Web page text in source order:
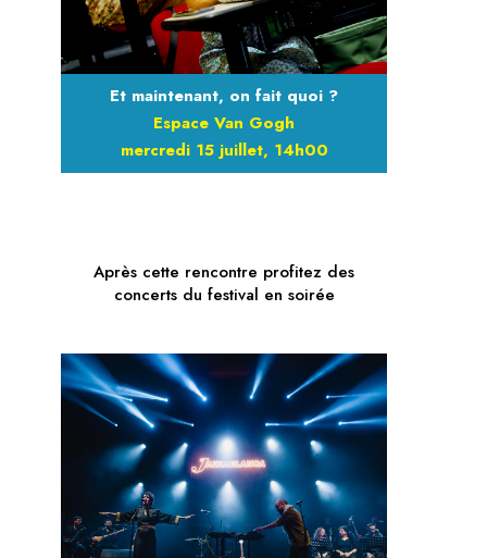
Et maintenant, on fait quoi ?
Espace Van Gogh
mercredi 15 juillet, 14h00
Après cette rencontre profitez des
concerts du festival en soirée